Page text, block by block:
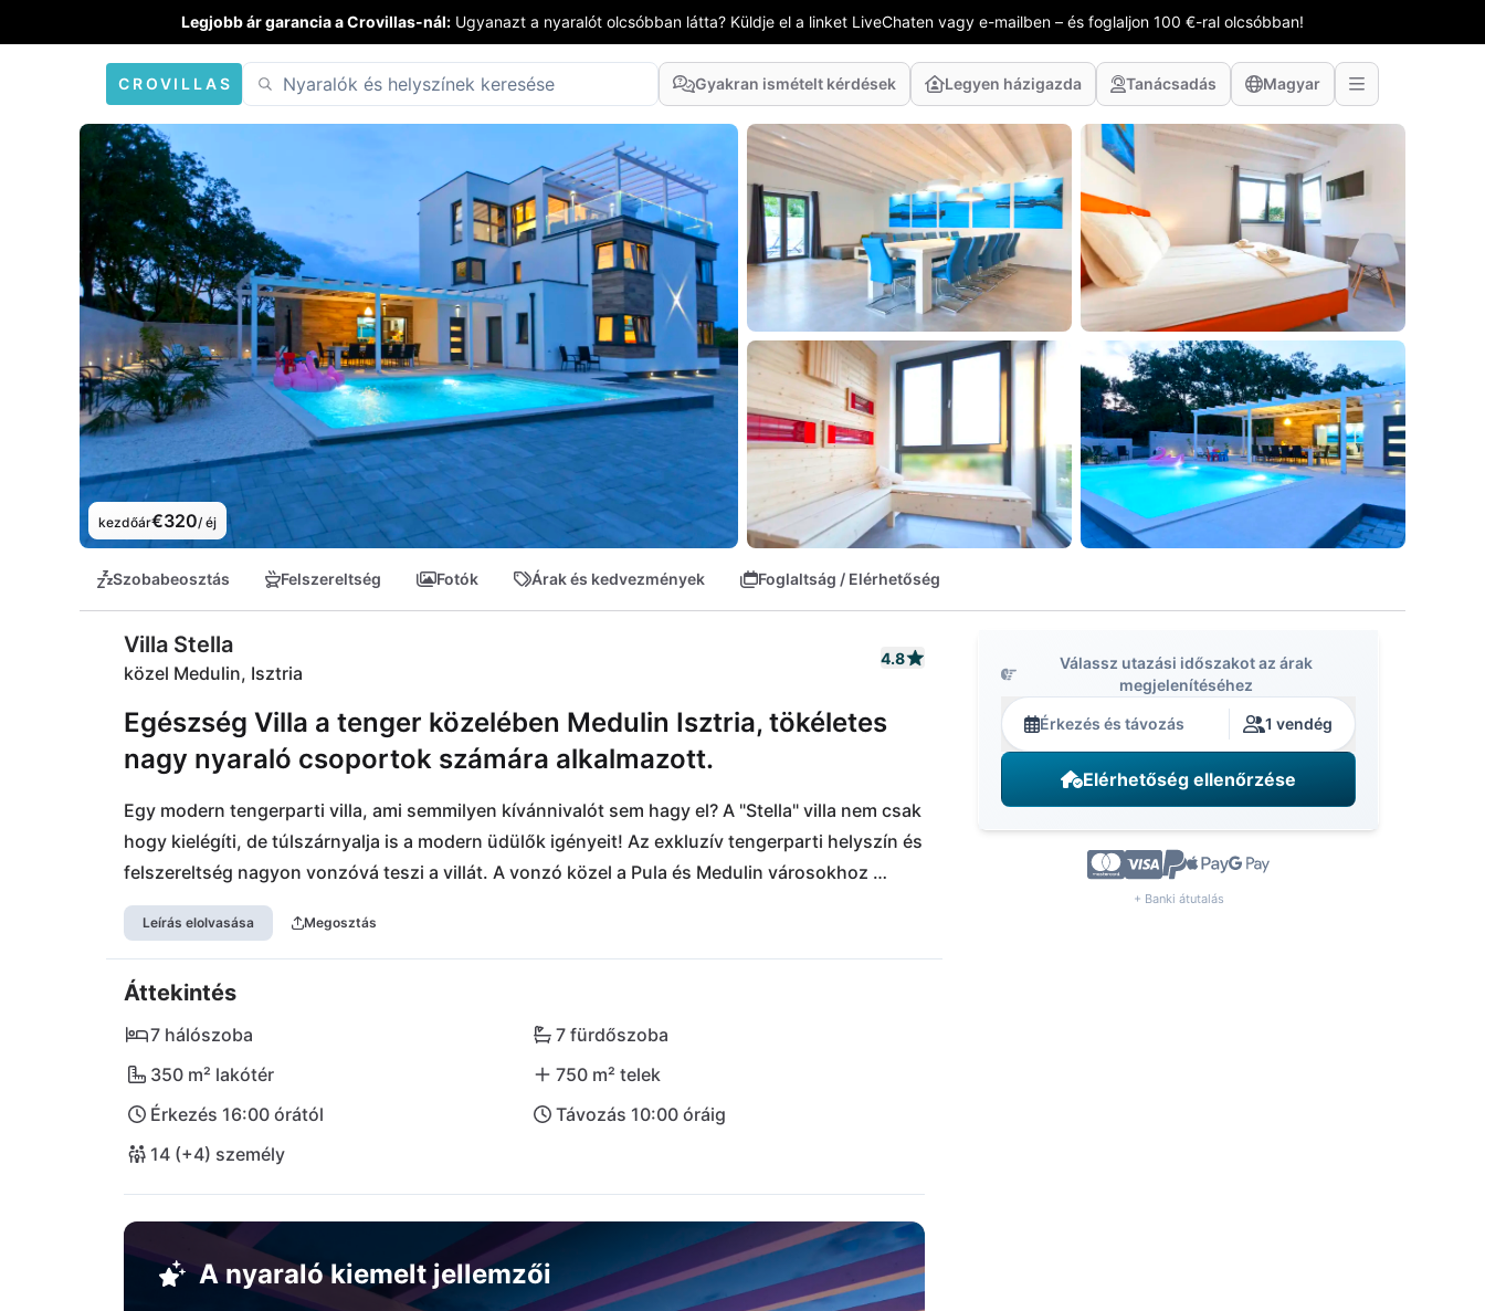
Legjobb ár garancia a Crovillas-nál: Ugyanazt a nyaralót olcsóbban látta? Küldje el a linket LiveChaten vagy e-mailben – és foglaljon 100 €-ral olcsóbban!
CROVILLAS Gyakran ismételt kérdések Legyen házigazda Tanácsadás Magyar
kezdőár€320/ éj
Szobabeosztás Felszereltség Fotók Árak és kedvezmények Foglaltság / Elérhetőség
Villa Stella
közel Medulin, Isztria
4.8
Egészség Villa a tenger közelében Medulin Isztria, tökéletes
nagy nyaraló csoportok számára alkalmazott.
Egy modern tengerparti villa, ami semmilyen kívánnivalót sem hagy el? A "Stella" villa nem csak
hogy kielégíti, de túlszárnyalja is a modern üdülők igényeit! Az exkluzív tengerparti helyszín és
felszereltség nagyon vonzóvá teszi a villát. A vonzó közel a Pula és Medulin városokhoz
kiszolgálja a kulturális és szórakoztató szektor igényeit, az akció- és kalandkedvelők pedig
nagyon élvezni fogják a közeli távolságot a "Kap Kamenjak" izgalmas természeti parkhoz
Premanturában. Minden 15 kilométeres távolságon belül található. A következő repülőtér Pula-
ban is nagyon kedvező elhelyezkedésű és mindössze 20 perc alatt elérhető autóval!
Leírás elolvasása Megosztás
Áttekintés
7 hálószoba
7 fürdőszoba
350 m² lakótér
750 m² telek
Érkezés 16:00 órától
Távozás 10:00 óráig
14 (+4) személy
A nyaraló kiemelt jellemzői
Válassz utazási időszakot az árak
megjelenítéséhez
Érkezés és távozás 1 vendég
Elérhetőség ellenőrzése
+ Banki átutalás